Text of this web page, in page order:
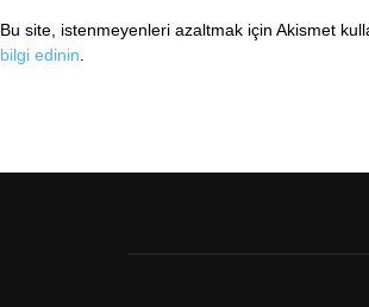
Bu site, istenmeyenleri azaltmak için Akismet
bilgi edinin